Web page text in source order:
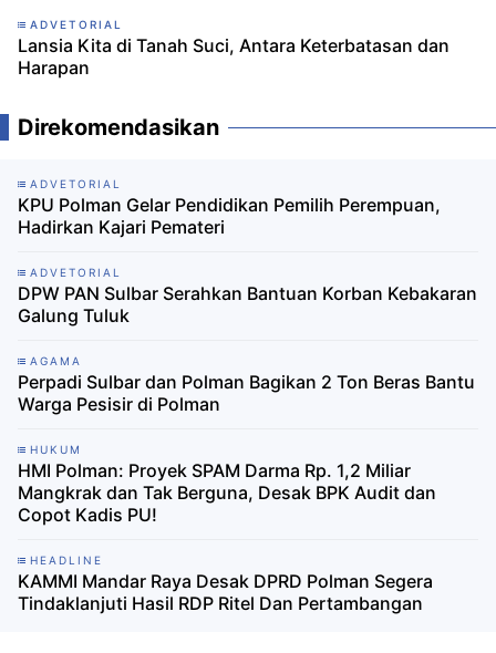
ADVETORIAL
Lansia Kita di Tanah Suci, Antara Keterbatasan dan
Harapan
Direkomendasikan
ADVETORIAL
KPU Polman Gelar Pendidikan Pemilih Perempuan,
Hadirkan Kajari Pemateri
ADVETORIAL
DPW PAN Sulbar Serahkan Bantuan Korban Kebakaran
Galung Tuluk
AGAMA
Perpadi Sulbar dan Polman Bagikan 2 Ton Beras Bantu
Warga Pesisir di Polman
HUKUM
HMI Polman: Proyek SPAM Darma Rp. 1,2 Miliar
Mangkrak dan Tak Berguna, Desak BPK Audit dan
Copot Kadis PU!
HEADLINE
KAMMI Mandar Raya Desak DPRD Polman Segera
Tindaklanjuti Hasil RDP Ritel Dan Pertambangan